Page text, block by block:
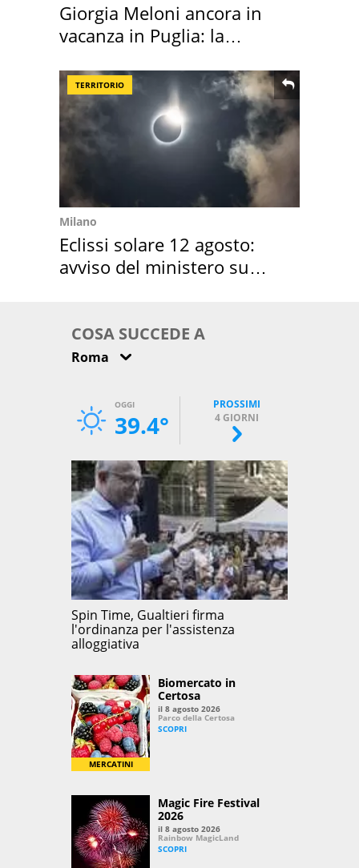
Giorgia Meloni ancora in
vacanza in Puglia: la
TERRITORIO
Milano
Eclissi solare 12 agosto:
avviso del ministero su